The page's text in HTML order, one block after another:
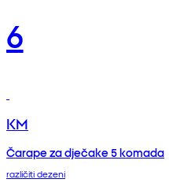
6
KM
Čarape za dječake 5 komada
različiti dezeni